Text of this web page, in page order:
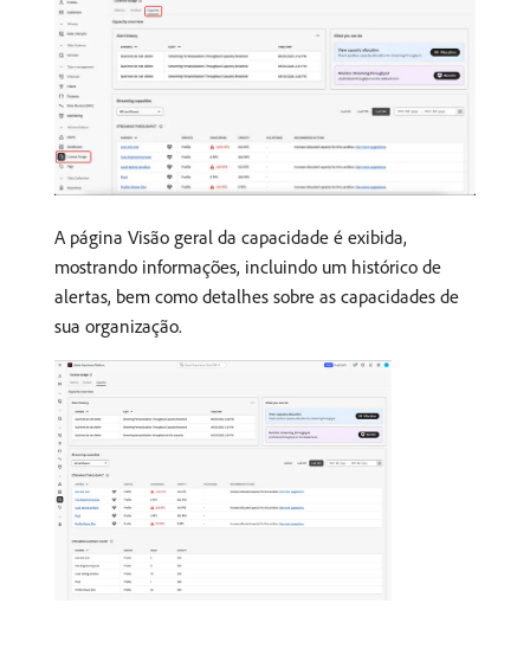
A página Visão geral da capacidade é exibida,
mostrando informações, incluindo um histórico de
alertas, bem como detalhes sobre as capacidades de
sua organização.